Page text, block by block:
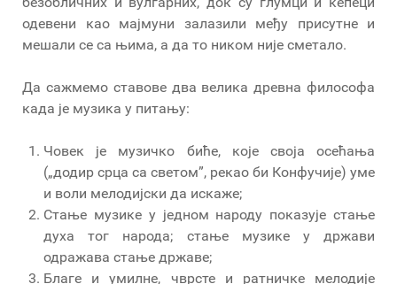
одевени као мајмуни залазили међу присутне и
мешали се са њима, а да то ником није сметало.
Да сажмемо ставове два велика древна философа
када је музика у питању:
Човек је музичко биће, које своја осећања
(„додир срца са светом”, рекао би Конфучије) уме
и воли мелодијски да искаже;
Стање музике у једном народу показује стање
духа тог народа; стање музике у држави
одражава стање државе;
Благе и умилне, чврсте и ратничке мелодије